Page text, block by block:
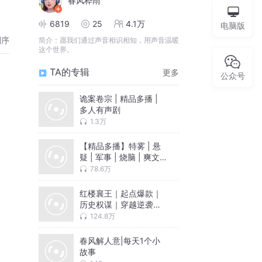
6819 25 4.1万
简介： 愿我们通过声音相识相知，用声音温暖
这个世界。
TA的专辑 更多
诡案卷宗 | 精品多播 |
多人有声剧
1.3万
【精品多播】特雾 | 悬
疑 | 军事 | 烧脑 | 爽文 |
谍战剧
78.6万
红楼襄王｜起点爆款｜
历史权谋｜穿越逆袭｜
精品多播
124.8万
春风解人意|每天1个小
故事
电脑版
公众号